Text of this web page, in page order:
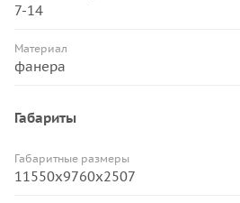
7-14
Материал
фанера
Габариты
Габаритные размеры
11550х9760х2507